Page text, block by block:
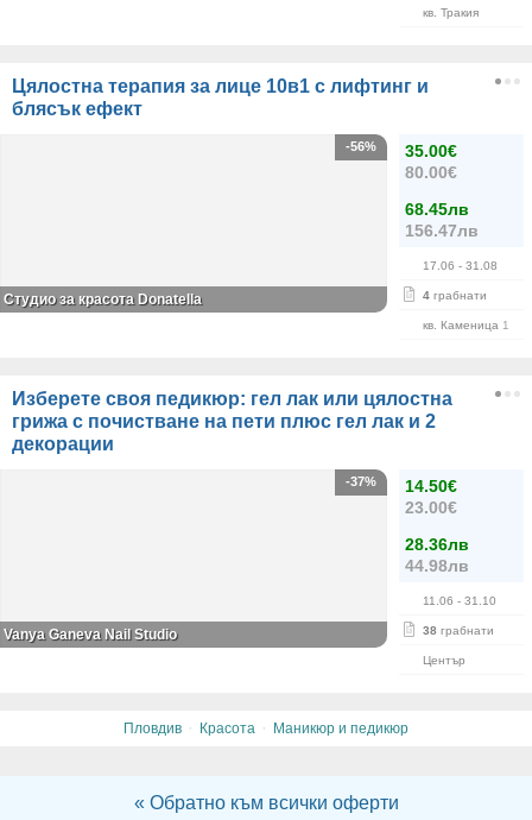
кв. Тракия
Цялостна терапия за лице 10в1 с лифтинг и
блясък ефект
35.00€
80.00€
68.45лв
156.47лв
17.06 - 31.08
4 грабнати
кв. Каменица 1
-56%
Студио за красота Donatella
Изберете своя педикюр: гел лак или цялостна
грижа с почистване на пети плюс гел лак и 2
декорации
14.50€
23.00€
28.36лв
44.98лв
11.06 - 31.10
38 грабнати
Център
-37%
Vanya Ganeva Nail Studio
Пловдив · Красота · Маникюр и педикюр
« Обратно към всички оферти